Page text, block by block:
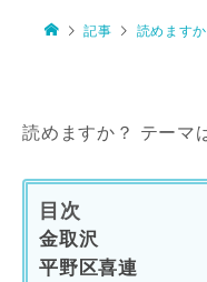
記事 読めますか
読めますか？ テーマ
目次
金取沢
平野区喜連